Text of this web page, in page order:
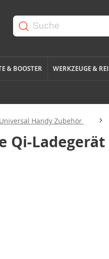
& BOOSTER WERKZEUGE &
Universal Handy Zubehör
Qi-Ladegerät